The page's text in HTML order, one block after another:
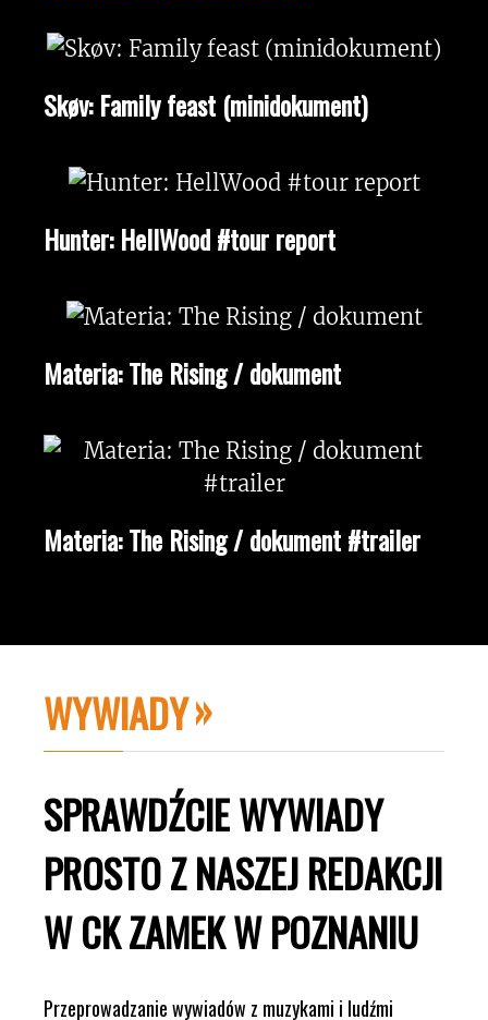
Skøv: Family feast (minidokument)
Hunter: HellWood #tour report
Materia: The Rising / dokument
Materia: The Rising / dokument #trailer
WYWIADY
SPRAWDŹCIE WYWIADY
PROSTO Z NASZEJ REDAKCJI
W CK ZAMEK W POZNANIU
Przeprowadzanie wywiadów z muzykami i ludźmi